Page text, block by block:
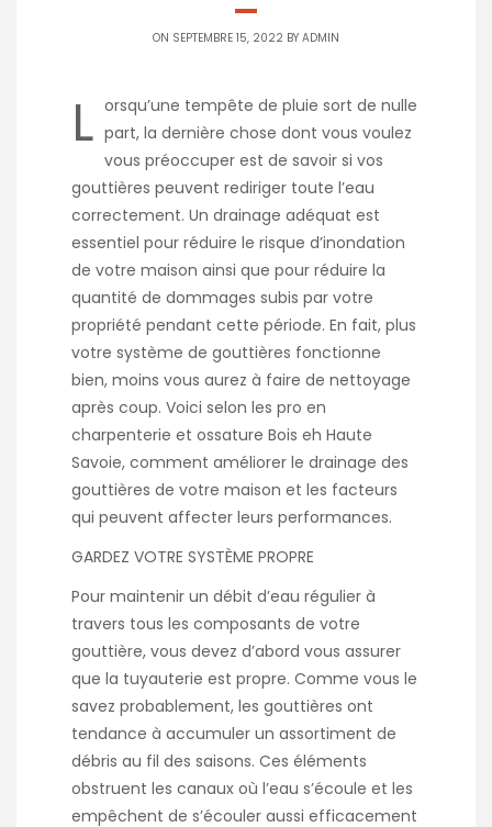
ON SEPTEMBRE 15, 2022 BY ADMIN
L orsqu’une tempête de pluie sort de nulle
part, la dernière chose dont vous voulez
vous préoccuper est de savoir si vos
gouttières peuvent rediriger toute l’eau
correctement. Un drainage adéquat est
essentiel pour réduire le risque d’inondation
de votre maison ainsi que pour réduire la
quantité de dommages subis par votre
propriété pendant cette période. En fait, plus
votre système de gouttières fonctionne
bien, moins vous aurez à faire de nettoyage
après coup. Voici selon les pro en
charpenterie et ossature Bois eh Haute
Savoie, comment améliorer le drainage des
gouttières de votre maison et les facteurs
qui peuvent affecter leurs performances.
GARDEZ VOTRE SYSTÈME PROPRE
Pour maintenir un débit d’eau régulier à
travers tous les composants de votre
gouttière, vous devez d’abord vous assurer
que la tuyauterie est propre. Comme vous le
savez probablement, les gouttières ont
tendance à accumuler un assortiment de
débris au fil des saisons. Ces éléments
obstruent les canaux où l’eau s’écoule et les
empêchent de s’écouler aussi efficacement